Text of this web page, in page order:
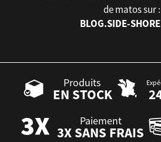
de matos sur :
BLOG.SIDE-
Produits
EN STOCK
Paiement
3X SANS FRAIS